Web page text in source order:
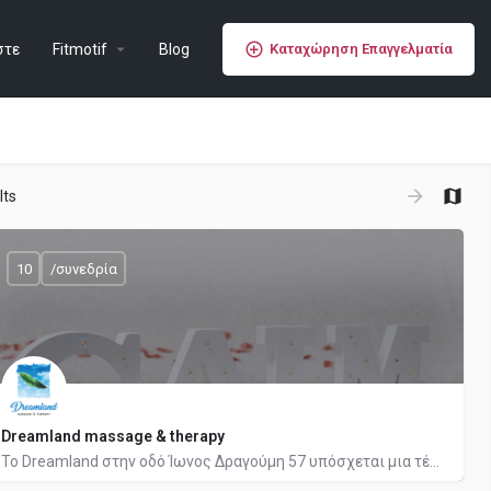
Fitmotif Blog Καταχώρηση Επαγγελματία
Dreamland massage & therapy
10 /συνεδρία